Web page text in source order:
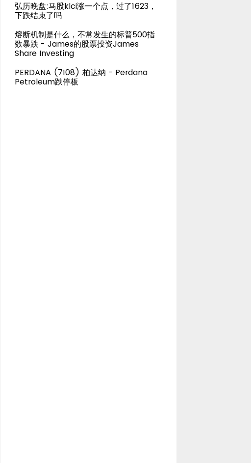
弘历晚盘:马股klci涨一个点，过了1623，
下跌结束了吗
熔断机制是什么，不常发生的标普500指
数暴跌 - James的股票投资James
Share Investing
PERDANA (7108) 柏达纳 - Perdana
Petroleum跌停板